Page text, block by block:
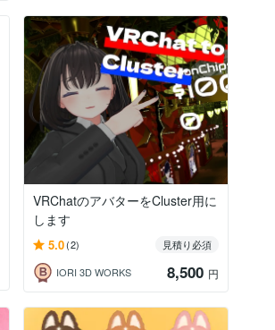
VRChatのアバターをCluster用に
します
5.0(2)
見積り必須
IORI 3D WORKS
8,500 円